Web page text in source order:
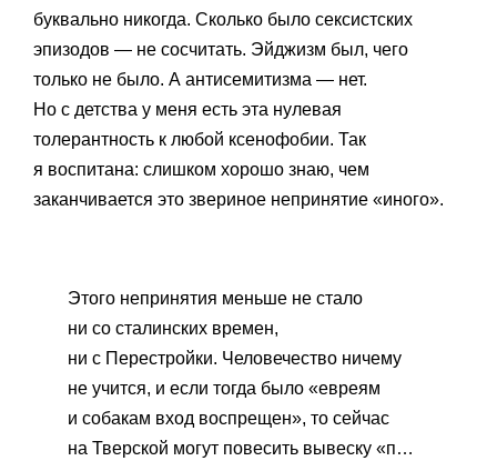
буквально никогда. Сколько было сексистских
эпизодов — не сосчитать. Эйджизм был, чего
только не было. А антисемитизма — нет.
Но с детства у меня есть эта нулевая
толерантность к любой ксенофобии. Так
я воспитана: слишком хорошо знаю, чем
заканчивается это звериное непринятие «иного».
Этого непринятия меньше не стало
ни со сталинских времен,
ни с Перестройки. Человечество ничему
не учится, и если тогда было «евреям
и собакам вход воспрещен», то сейчас
на Тверской могут повесить вывеску «п…